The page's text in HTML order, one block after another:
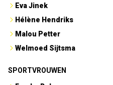
Eva Jinek
Hélène Hendriks
Malou Petter
Welmoed Sijtsma
SPORTVROUWEN